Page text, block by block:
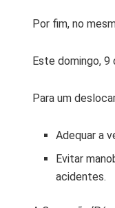
Por fim, no
Este domingo, 9
Para um
Adequar a
Evitar
acidentes.